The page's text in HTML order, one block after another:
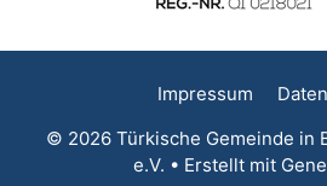
Impressum
© 2026 Türkische Gemeinde in
e.V. • Erstellt mit